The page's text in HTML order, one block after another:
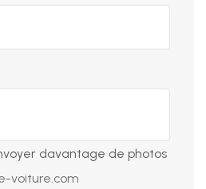
davantage de photos
voiture.com